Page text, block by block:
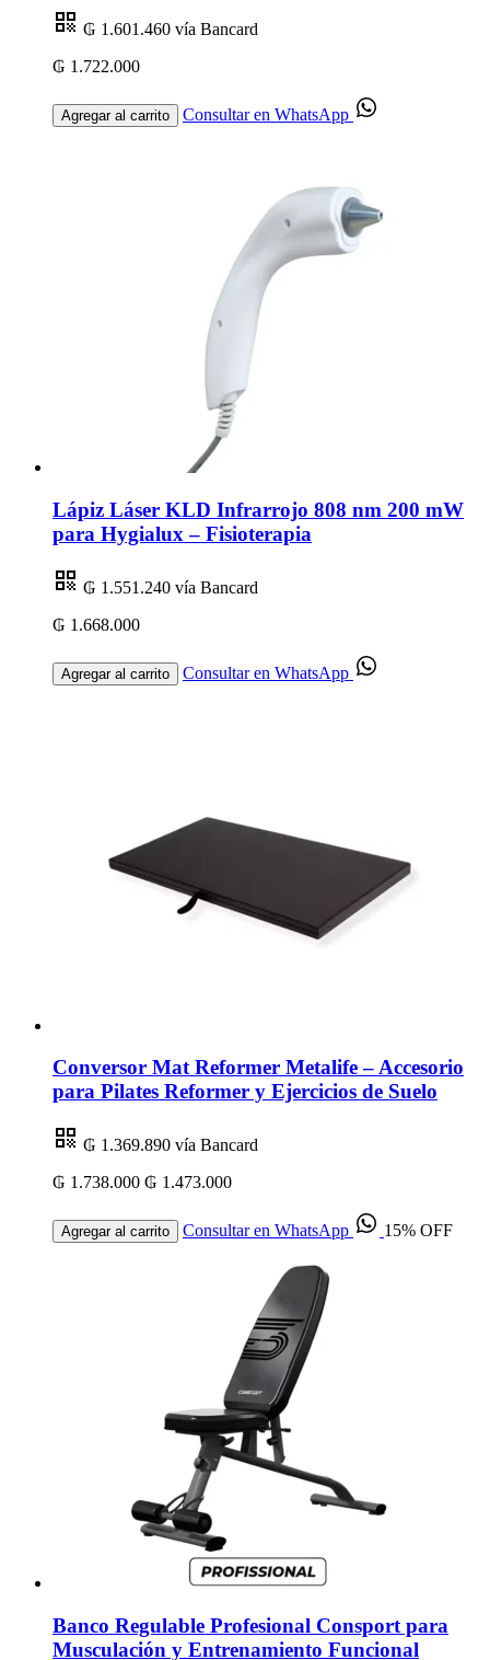
₲ 1.601.460 vía Bancard
₲ 1.722.000
Agregar al carrito Consultar en WhatsApp
Lápiz Láser KLD Infrarrojo 808 nm 200 mW
para Hygialux – Fisioterapia
₲ 1.551.240 vía Bancard
₲ 1.668.000
Agregar al carrito Consultar en WhatsApp
Conversor Mat Reformer Metalife – Accesorio
para Pilates Reformer y Ejercicios de Suelo
₲ 1.369.890 vía Bancard
₲ 1.738.000 ₲ 1.473.000
Agregar al carrito Consultar en WhatsApp 15% OFF
Banco Regulable Profesional Consport para
Musculación y Entrenamiento Funcional